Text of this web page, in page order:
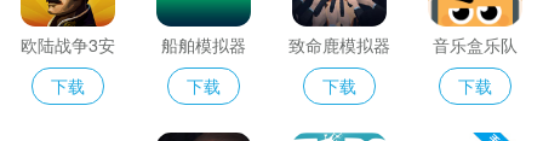
欧陆战争3安
卓中文版
下载
船舶模拟器
下载
致命鹿模拟器
无敌版
下载
音乐盒乐队
下载